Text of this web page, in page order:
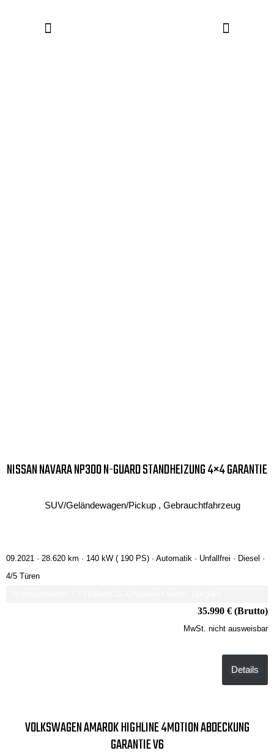
NISSAN NAVARA NP300 N-GUARD STANDHEIZUNG 4×4 GARANTIE
SUV/Geländewagen/Pickup , Gebrauchtfahrzeug
09.2021 · 28.620 km · 140 kW ( 190 PS) · Automatik · Unfallfrei · Diesel ·
4/5 Türen
35.990 € (Brutto)
MwSt. nicht ausweisbar
Details
VOLKSWAGEN AMAROK HIGHLINE 4MOTION ABDECKUNG
GARANTIE V6